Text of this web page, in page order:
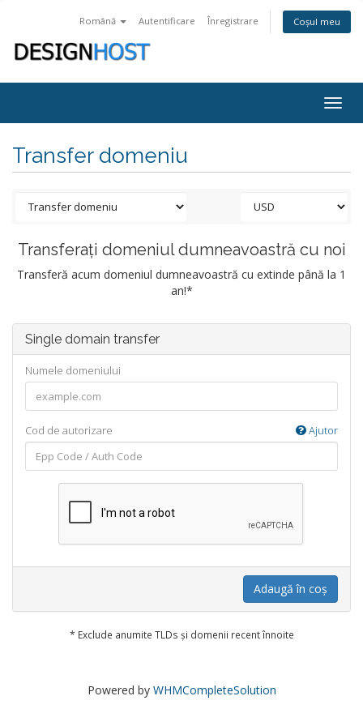
Română Autentificare Înregistrare Coșul meu
Transfer domeniu
Transferați domeniul dumneavoastră cu noi
Transferă acum domeniul dumneavoastră cu extinde până la 1
an!*
Single domain transfer
Numele domeniului
Cod de autorizare Ajutor
Adaugă în coș
* Exclude anumite TLDs și domenii recent înnoite
Powered by WHMCompleteSolution